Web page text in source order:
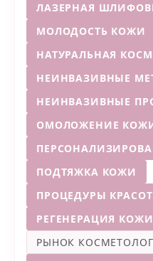
ЛАЗЕРНАЯ
МОЛОДОСТЬ КОЖИ
НАТУРАЛЬНАЯ
НЕИНВАЗИВНЫЕ
НЕИНВАЗИВНЫЕ
ОМОЛОЖЕНИЕ
ПОДТЯЖКА КОЖИ
ПРОЦЕДУРЫ
РЕГЕНЕРАЦИЯ КОЖИ
РЫНОК